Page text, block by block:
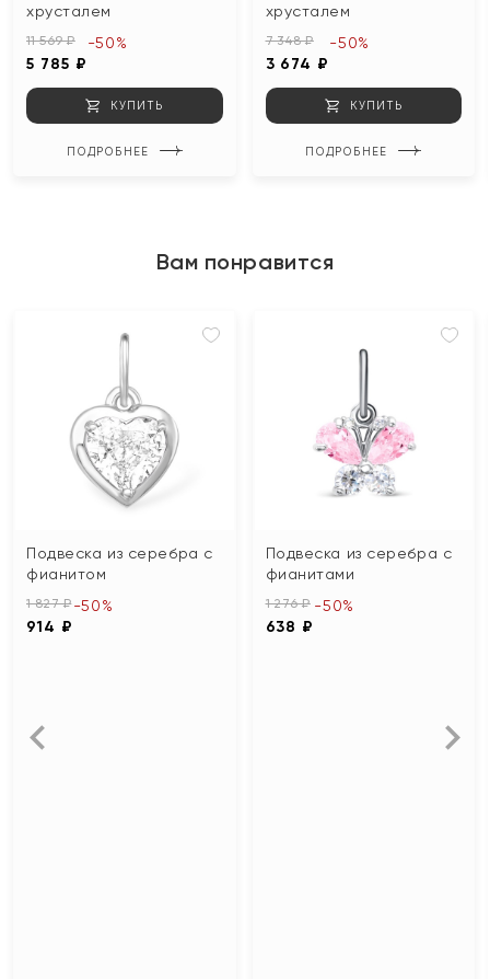
хрусталем
11 569 ₽
5 785 ₽
-50%
КУПИТЬ
ПОДРОБНЕЕ
хрусталем
7 348 ₽
3 674 ₽
-50%
КУПИТЬ
ПОДРОБНЕЕ
Вам понравится
Подвеска из серебра с
фианитом
1 827 ₽
914 ₽
-50%
Подвеска из серебра с
фианитами
1 276 ₽
638 ₽
-50%